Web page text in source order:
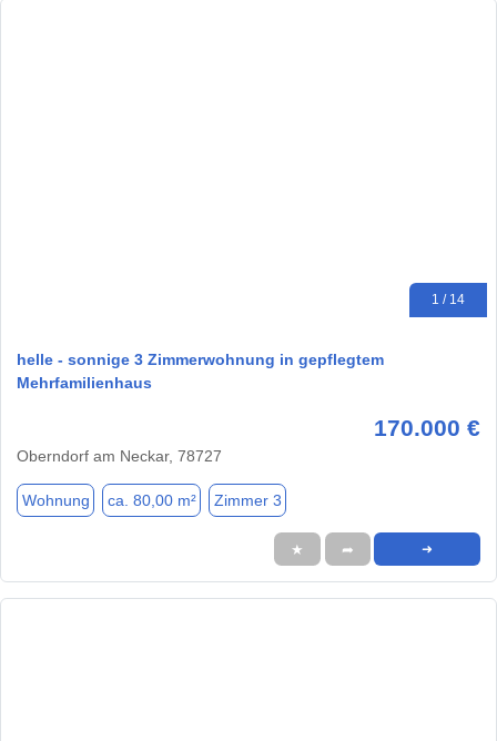
1 / 14
helle - sonnige 3 Zimmerwohnung in gepflegtem
Mehrfamilienhaus
170.000 €
Oberndorf am Neckar, 78727
Wohnung ca. 80,00 m² Zimmer 3
★ ➦ ➜